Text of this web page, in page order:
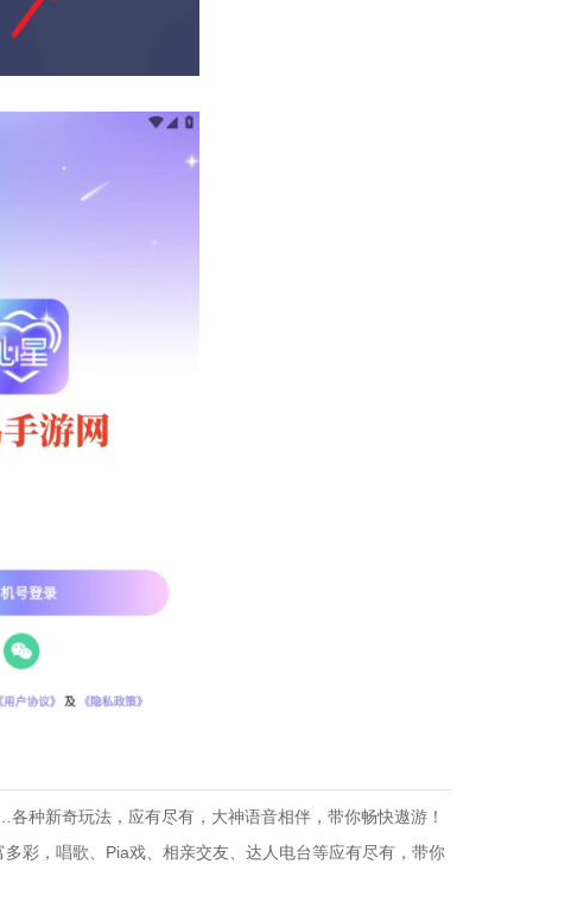
种新奇玩法，应有尽有，大神语音相伴，带你畅快遨游！
彩，唱歌、Pia戏、相亲交友、达人电台等应有尽有，带你